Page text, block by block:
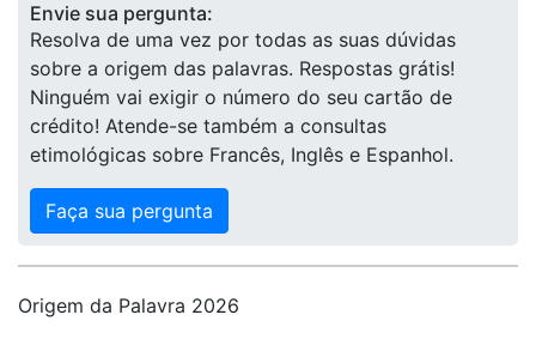
Envie sua pergunta:
Resolva de uma vez por todas as suas dúvidas
sobre a origem das palavras. Respostas grátis!
Ninguém vai exigir o número do seu cartão de
crédito! Atende-se também a consultas
etimológicas sobre Francês, Inglês e Espanhol.
Faça sua pergunta
Origem da Palavra 2026